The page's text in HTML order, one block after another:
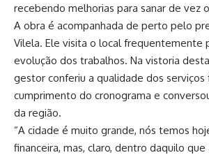
recebendo melhorias para sanar de vez
A obra é acompanhada de perto pelo
Vilela. Ele visita o local frequentemente
evolução dos trabalhos. Na vistoria
gestor conferiu a qualidade dos serviços
cumprimento do cronograma e
da região.
“A cidade é muito grande, nós temos
financeira, mas, claro, dentro daquilo